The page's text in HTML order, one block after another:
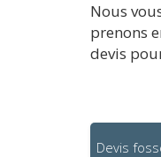
Nous
prenons
devis
Devis